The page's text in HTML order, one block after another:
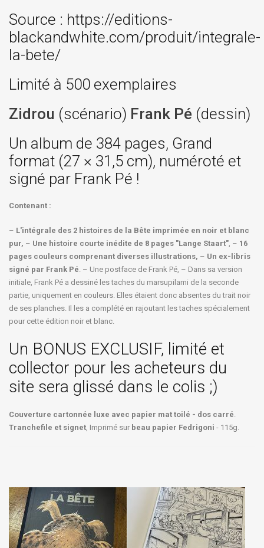
Source : https://editions-
blackandwhite.com/produit/integrale-
la-bete/
Limité à 500 exemplaires
Zidrou (scénario) Frank Pé (dessin)
Un album de 384 pages, Grand
format (27 × 31,5 cm), numéroté et
signé par Frank Pé !
Contenant :
– L'intégrale des 2 histoires de la Bête imprimée en noir et blanc
pur, – Une histoire courte inédite de 8 pages "Lange Staart", – 16
pages couleurs comprenant diverses illustrations, – Un ex-libris
signé par Frank Pé. – Une postface de Frank Pé, – Dans sa version
initiale, Frank Pé a dessiné les taches du marsupilami de la seconde
partie, uniquement en couleurs. Elles étaient donc absentes du trait noir
de ses planches. Il les a complété en rajoutant les taches spécialement
pour cette édition noir et blanc.
Un BONUS EXCLUSIF, limité et
collector pour les acheteurs du
site sera glissé dans le colis ;)
Couverture cartonnée luxe avec papier mat toilé - dos carré.
Tranchefile et signet, Imprimé sur beau papier Fedrigoni - 115g.